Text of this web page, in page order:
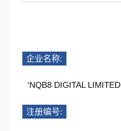
企业名称:
‘NQB8 DIGITAL LIMITED
注册编号: